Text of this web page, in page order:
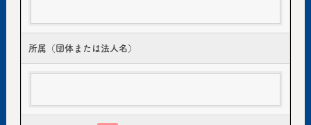
所属（団体または法人名）